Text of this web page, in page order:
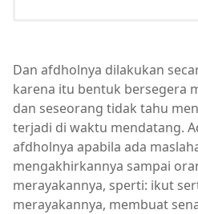
Dan afdholnya dilakukan
karena itu bentuk bersegera
dan seseorang tidak tahu
terjadi di waktu mendatang.
afdholnya apabila ada
mengakhirkannya sampai
merayakannya, sperti: ikut
merayakannya, membuat